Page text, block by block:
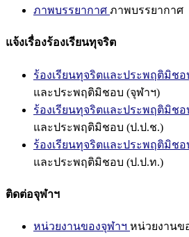
ภาพบรรยากาศ ภาพบรรยากาศ
แจ้งเรื่องร้องเรียนทุจริต
ร้องเรียนทุจริตและประพฤติมิชอ
และประพฤติมิชอบ (จุฬาฯ)
ร้องเรียนทุจริตและประพฤติมิชอ
และประพฤติมิชอบ (ป.ป.ช.)
ร้องเรียนทุจริตและประพฤติมิชอ
และประพฤติมิชอบ (ป.ป.ท.)
ติดต่อจุฬาฯ
หน่วยงานของจุฬาฯ หน่วยงานข